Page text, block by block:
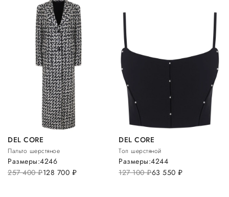
DEL CORE
Пальто шерстяное
257 400руб.128 700 руб.
Размеры:4246
DEL CORE
Топ шерстяной
127 100руб.63 550руб.
Размеры:4244